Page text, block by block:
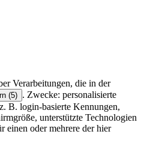
Verarbeitungen, die in der
(5) . Zwecke: personalisierte
B. login-basierte Kennungen,
unterstützte Technologien
einen oder mehrere der hier